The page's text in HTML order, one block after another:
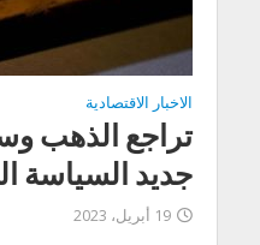
الاخبار الاقتصادية
تراجع الذهب
جديد السياسة
19 أبريل، 2023